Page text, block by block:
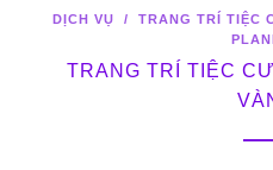
DỊCH VỤ / TRANG TRÍ TIỆC
TRANG TRÍ TIỆC